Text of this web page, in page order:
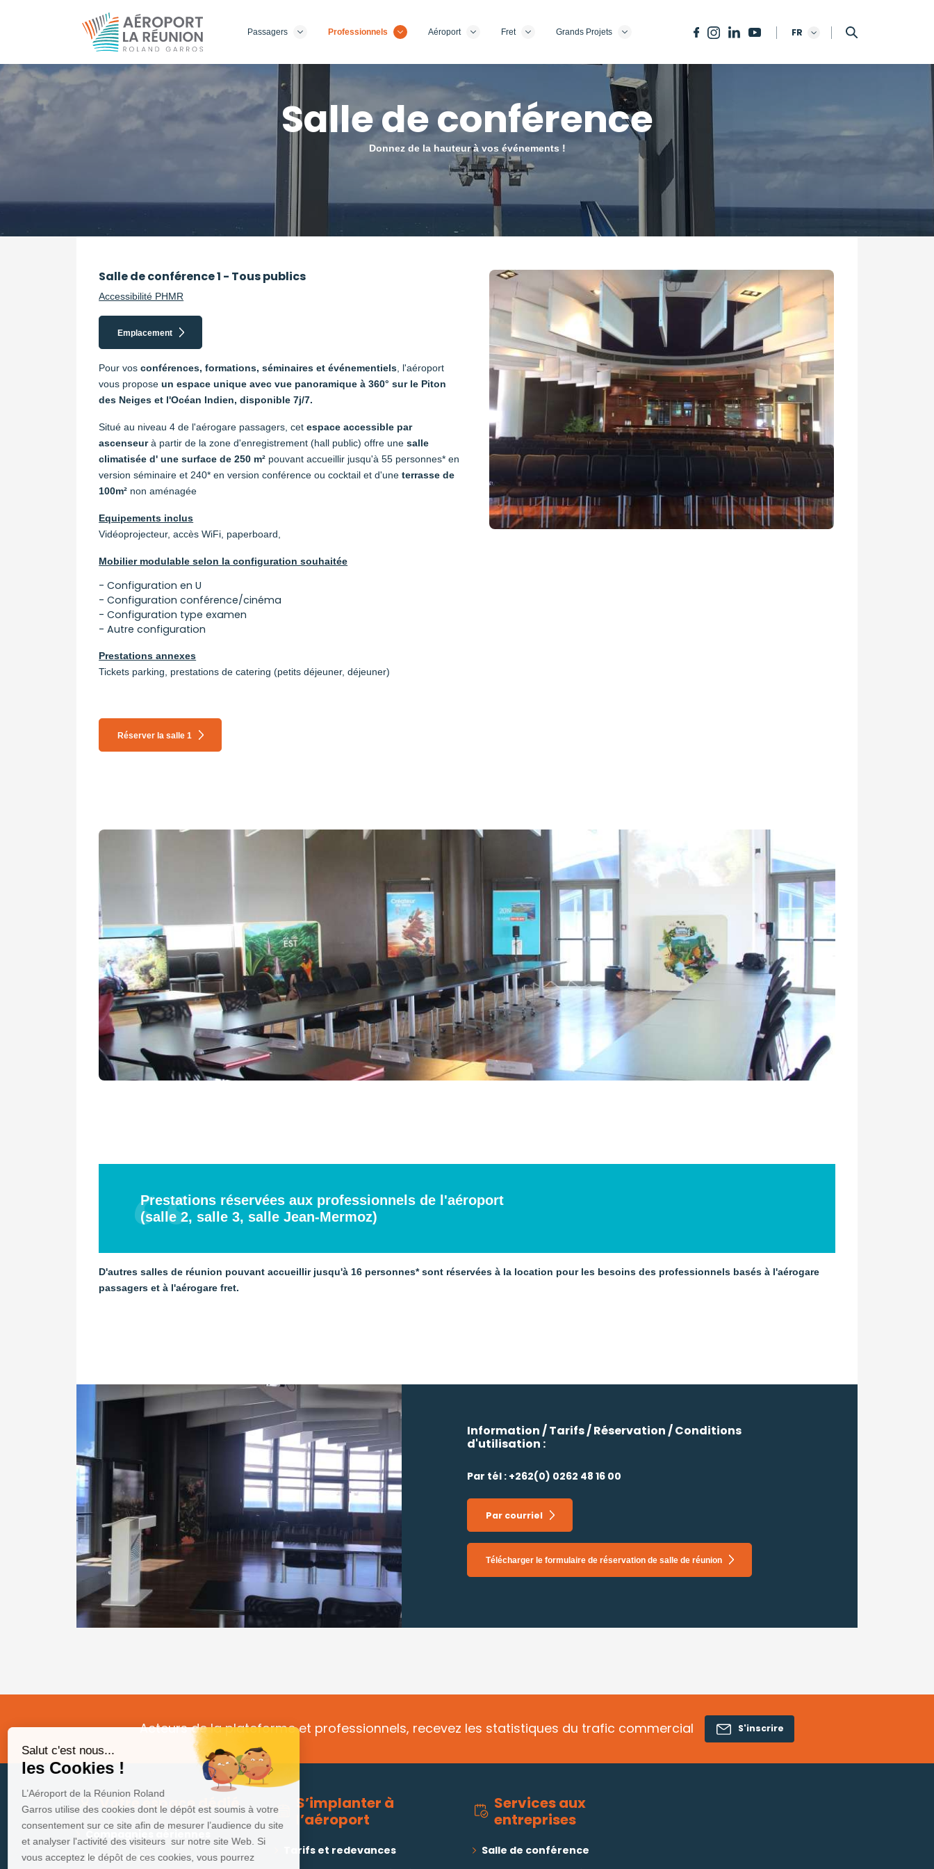
Salut c'est nous...
les Cookies !
L’Aéroport de la Réunion Roland
Garros utilise des cookies dont le dépôt est soumis à votre
consentement sur ce site afin de mesurer l’audience du site
et analyser l'activité des visiteurs sur notre site Web. Si
vous acceptez le dépôt de ces cookies, vous pourrez
Passagers Professionnels Aéroport Fret Grands Projets FR
Salle de conférence
Donnez de la hauteur à vos événements !
Salle de conférence 1 - Tous publics
Accessibilité PHMR
Emplacement
Pour vosconférences, formations, séminaires et événementiels , l'aéroport
vous propose un espace unique avec vue panoramique à 360° sur le Piton
des Neiges et l'Océan Indien, disponible 7j/7.
Situé au niveau 4 de l'aérogare passagers, cetespace accessible par
ascenseurà partir de la zone d'enregistrement (hall public) offre une salle
climatisée d' une surface de 250 m² pouvant accueillir jusqu'à 55 personnes* en
version séminaire et 240* en version conférence ou cocktail et d'uneterrasse de
100m² non aménagée
Equipements inclus
Vidéoprojecteur, accès WiFi, paperboard,
Mobilier modulable selon la configuration souhaitée
- Configuration en U
- Configuration conférence/cinéma
- Configuration type examen
- Autre configuration
Prestations annexes
Tickets parking, prestations de catering (petits déjeuner, déjeuner)
Réserver la salle 1
Prestations réservées aux professionnels de l'aéroport
(salle 2, salle 3, salle Jean-Mermoz)
D'autres salles de réunion pouvant accueillir jusqu'à 16 personnes* sont réservées à la location pour les besoins des professionnels basés à l'aérogare
passagers et à l'aérogare fret.
Information / Tarifs / Réservation / Conditions
d'utilisation :
Par tél : +262(0) 0262 48 16 00
Par courriel
Télécharger le formulaire de réservation de salle de réunion
Acteurs de la plateforme et professionnels, recevez les statistiques du trafic commercial S'inscrire
Votre espace dédié
Fournisseurs
S’implanter à
l’aéroport
Tarifs et redevances
Services aux
entreprises
Salle de conférence